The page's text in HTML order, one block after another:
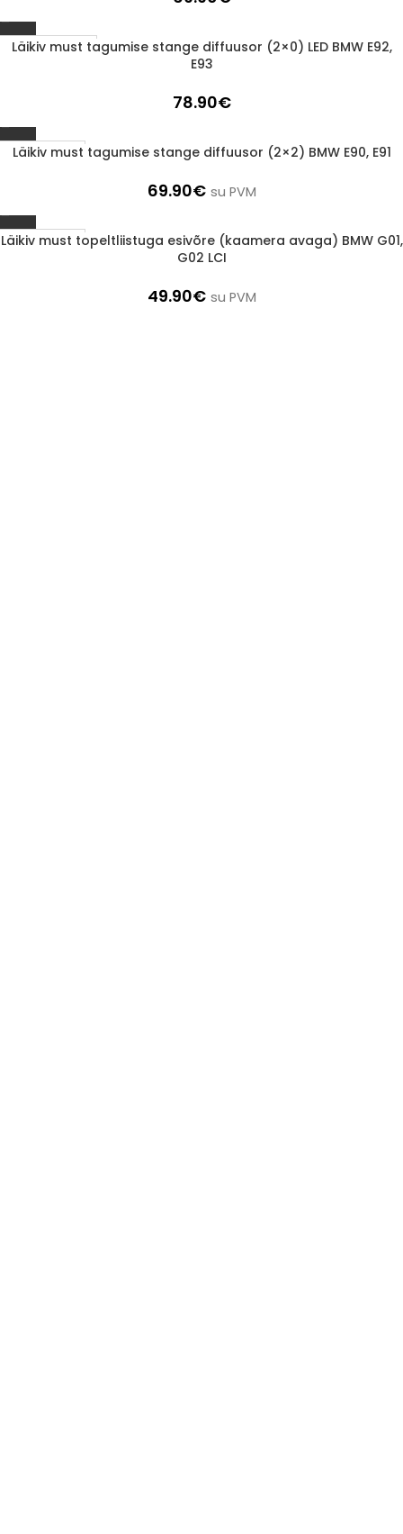
LÄBIMÜÜDUD
Läikiv must tagumise stange diffuusor (2×0) LED BMW E92,
E93
78.90€
1-3 D.D.
Läikiv must tagumise stange diffuusor (2×2) BMW E90, E91
69.90€ su PVM
1-3 D.D.
Läikiv must topeltliistuga esivõre (kaamera avaga) BMW G01,
G02 LCI
49.90€ su PVM